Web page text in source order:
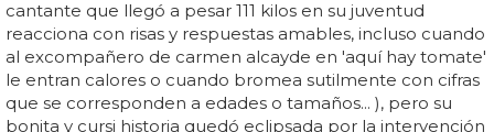
cantante que llegó a pesar 111 kilos en su juventud
reacciona con risas y respuestas amables, incluso cuando
al excompañero de carmen alcayde en 'aquí hay tomate'
le entran calores o cuando bromea sutilmente con cifras
que se corresponden a edades o tamaños... ), pero su
bonita y cursi historia quedó eclipsada por la intervención